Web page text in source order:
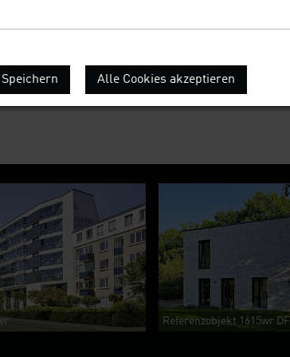
Referenzobjekt 1615wr DF
Speichern Alle Cookies akzeptieren